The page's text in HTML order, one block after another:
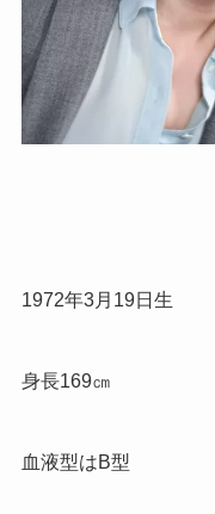
1972年3月 19日生
身長169㎝
血液型はB型